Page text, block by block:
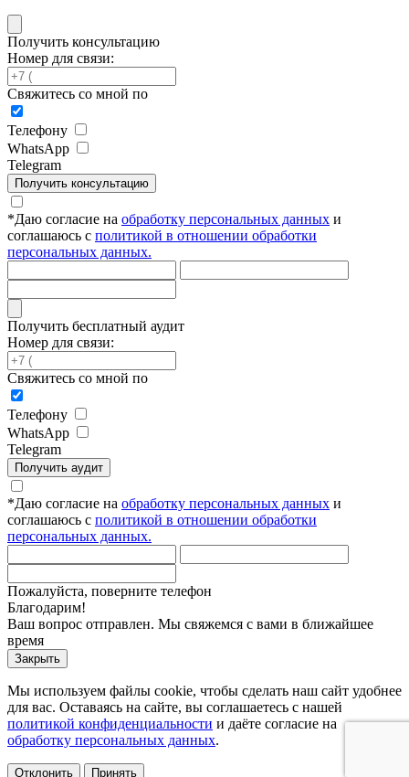
Получить консультацию
Номер для связи:
Свяжитесь со мной по
Телефону
WhatsApp
Telegram
Получить консультацию
*Даю согласие на обработку персональных данных и
соглашаюсь с политикой в отношении обработки
персональных данных.
Получить бесплатный аудит
Номер для связи:
Свяжитесь со мной по
Телефону
WhatsApp
Telegram
Получить аудит
*Даю согласие на обработку персональных данных и
соглашаюсь с политикой в отношении обработки
персональных данных.
Пожалуйста, поверните телефон
Благодарим!
Ваш вопрос отправлен. Мы свяжемся с вами в ближайшее
время
Закрыть
Мы используем файлы cookie, чтобы сделать наш сайт удобнее
для вас. Оставаясь на сайте, вы соглашаетесь с нашей
политикой конфиденциальности и даёте согласие на
обработку персональных данных.
Отклонить Принять